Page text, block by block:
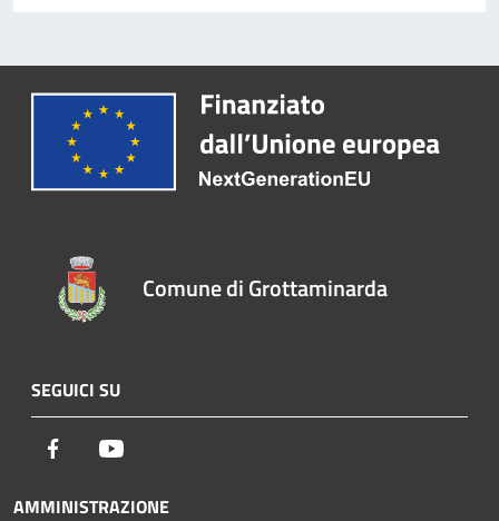
Comune di Grottaminarda
SEGUICI SU
Facebook
AMMINISTRAZIONE